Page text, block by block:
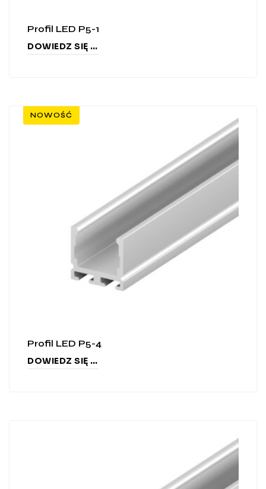
Profil LED P5-1
DOWIEDZ SIĘ WIĘCEJ
NOWOŚĆ
Profil LED P5-4
DOWIEDZ SIĘ WIĘCEJ